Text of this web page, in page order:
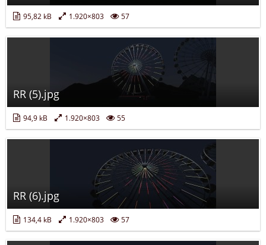
95,82 kB 1.920×803 57
RR (5).jpg
94,9 kB 1.920×803 55
RR (6).jpg
134,4 kB 1.920×803 57